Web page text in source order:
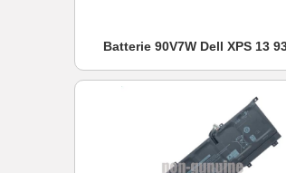
Batterie 90V7W Dell XPS 13